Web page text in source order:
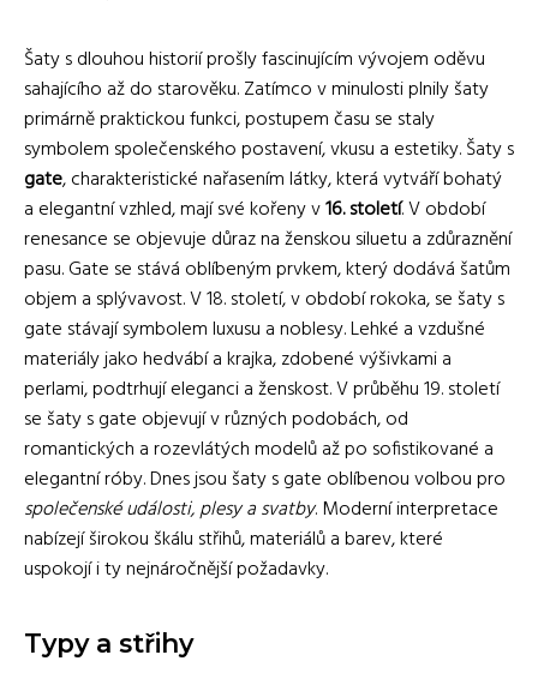
Šaty s dlouhou historií prošly fascinujícím vývojem oděvu
sahajícího až do starověku. Zatímco v minulosti plnily šaty
primárně praktickou funkci, postupem času se staly
symbolem společenského postavení, vkusu a estetiky. Šaty s
gate, charakteristické nařasením látky, která vytváří bohatý
a elegantní vzhled, mají své kořeny v16. století. V období
renesance se objevuje důraz na ženskou siluetu a zdůraznění
pasu. Gate se stává oblíbeným prvkem, který dodává šatům
objem a splývavost. V 18. století, v období rokoka, se šaty s
gate stávají symbolem luxusu a noblesy. Lehké a vzdušné
materiály jako hedvábí a krajka, zdobené výšivkami a
perlami, podtrhují eleganci a ženskost. V průběhu 19. století
se šaty s gate objevují v různých podobách, od
romantických a rozevlátých modelů až po sofistikované a
elegantní róby. Dnes jsou šaty s gate oblíbenou volbou pro
společenské události, plesy a svatby. Moderní interpretace
nabízejí širokou škálu střihů, materiálů a barev, které
uspokojí i ty nejnáročnější požadavky.
Typy a střihy